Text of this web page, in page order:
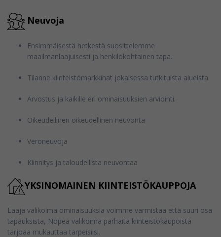
Neuvoja
Ensimmäisestä hetkestä suosittelemme
maailmanlaajuisesti ja henkilökohtainen tapa.
Tilanne kiinteistömarkkinat jokaisessa tutkituista alueista.
Arvostus ja kaikille eri ominaisuuksien arviointi.
Oikeudellinen oikeudellinen neuvonta
Veroneuvoja
Kiinnitys ja taloudellista neuvontaa
YKSINOMAINEN KIINTEISTÖKAUPPOJA
Laaja valikoima ominaisuuksia voimme varmistaa että suuri osa
tapauksista, Nopea valikoima parhaita kiinteistökaupoista
tarjoaa mukauttaa tarpeisiisi.